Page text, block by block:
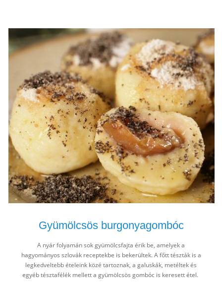
Gyümölcsös burgonyagombóc
A nyár folyamán sok gyümölcsfajta érik be, amelyek a
hagyományos szlovák receptekbe is bekerültek. A főtt tészták is a
legkedveltebb ételeink közé tartoznak, a galuskák, metéltek és
egyéb tésztafélék mellett a gyümölcsös gombóc is keresett étel.